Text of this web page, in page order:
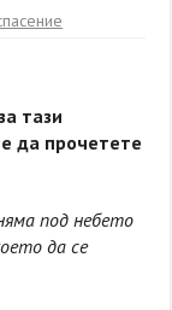
тази
да прочетете
под небето
да се